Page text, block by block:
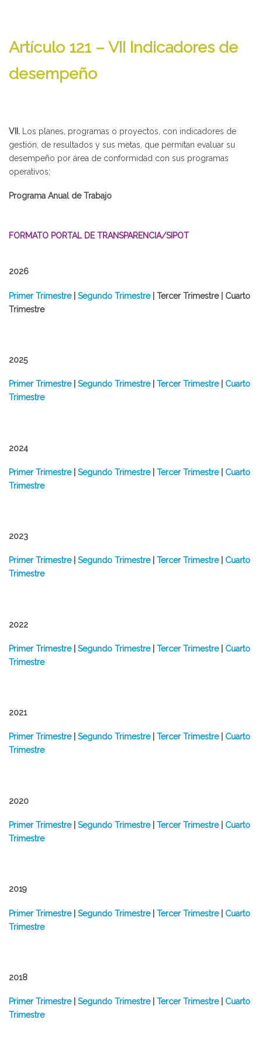
Artículo 121 – VII Indicadores de
desempeño
VII. Los planes, programas o proyectos, con indicadores de
gestión, de resultados y sus metas, que permitan evaluar su
desempeño por área de conformidad con sus programas
operativos;
Programa Anual de Trabajo
FORMATO PORTAL DE TRANSPARENCIA/SIPOT
2026
Primer Trimestre| Segundo Trimestre| Tercer Trimestre | Cuarto
Trimestre
2025
​Primer Trimestre| Segundo Trimestre| Tercer Trimestre| Cuarto
Trimestre
2024
​Primer Trimestre| Segundo Trimestre| Tercer Trimestre| Cuarto
Trimestre
2023
​Primer Trimestre| Segundo Trimestre| Tercer Trimestre
Cuarto
Trimestre
2022
​Primer Trimestre| Segundo Trimestre| Tercer Trimestre| Cuarto
Trimestre
2021
Primer Trimestre| Segundo Trimestre| Tercer Trimestre| Cuarto
Trimestre
2020
Primer Trimestre| Segundo Trimestre| Tercer Trimestre| Cuarto
Trimestre
2019
Primer Trimestre| Segundo Trimestre Tercer Trimestre
Cuarto
Trimestre
2018
Primer Trimestre| Segundo Trimestre| Tercer Trimestre| Cuarto
Trimestre